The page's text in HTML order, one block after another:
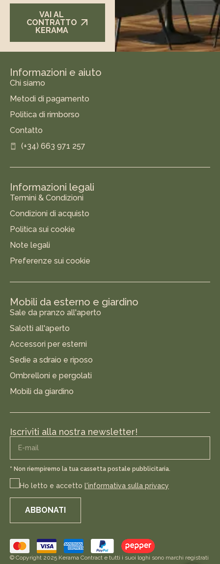
VAI AL
CONTRATTO
KERAMA
Informazioni e aiuto
Chi siamo
Metodi di pagamento
Politica di rimborso
Contatto
(+34) 663 971 257
Informazioni legali
Termini & Condizioni
Condizioni di acquisto
Politica sui cookie
Note legali
Preferenze sui cookie
Mobili da esterno e giardino
Sale da pranzo all'aperto
Salotti all'aperto
Accessori per esterni
Sedie a sdraio e riposo
Ombrelloni e pergolati
Mobili da giardino
Iscriviti alla nostra newsletter!
* Non riempiremo la tua cassetta postale pubblicitaria.
Ho letto e accetto l'informativa sulla privacy
ABBONATI
© Copyright 2025 Kerama Contract e tutti i suoi loghi sono marchi registrati